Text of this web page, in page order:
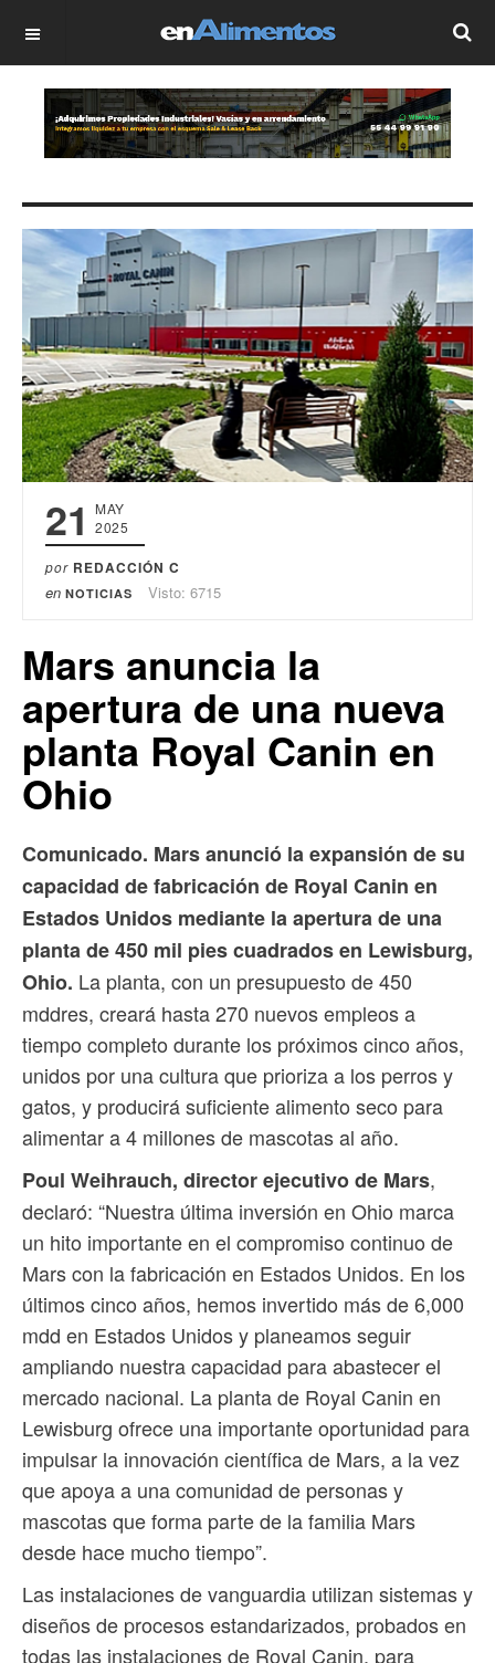
OFF CANVAS
21
MAY
2025
por REDACCIÓN C
en NOTICIAS Visto: 6715
Mars anuncia la
apertura de una nueva
planta Royal Canin en
Ohio
Comunicado. Mars anunció la expansión de su
capacidad de fabricación de Royal Canin en
Estados Unidos mediante la apertura de una
planta de 450 mil pies cuadrados en Lewisburg,
Ohio. La planta, con un presupuesto de 450
mddres, creará hasta 270 nuevos empleos a
tiempo completo durante los próximos cinco años,
unidos por una cultura que prioriza a los perros y
gatos, y producirá suficiente alimento seco para
alimentar a 4 millones de mascotas al año.
Poul Weihrauch, director ejecutivo de Mars,
declaró: “Nuestra última inversión en Ohio marca
un hito importante en el compromiso continuo de
Mars con la fabricación en Estados Unidos. En los
últimos cinco años, hemos invertido más de 6,000
mdd en Estados Unidos y planeamos seguir
ampliando nuestra capacidad para abastecer el
mercado nacional. La planta de Royal Canin en
Lewisburg ofrece una importante oportunidad para
impulsar la innovación científica de Mars, a la vez
que apoya a una comunidad de personas y
mascotas que forma parte de la familia Mars
desde hace mucho tiempo”.
Las instalaciones de vanguardia utilizan sistemas y
diseños de procesos estandarizados, probados en
todas las instalaciones de Royal Canin, para